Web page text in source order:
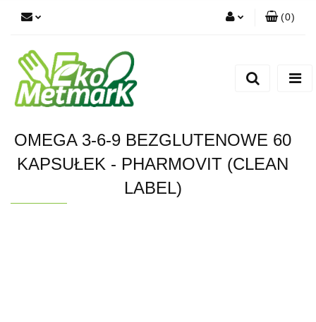
(0)
OMEGA 3-6-9 BEZGLUTENOWE 60
KAPSUŁEK - PHARMOVIT (CLEAN
LABEL)